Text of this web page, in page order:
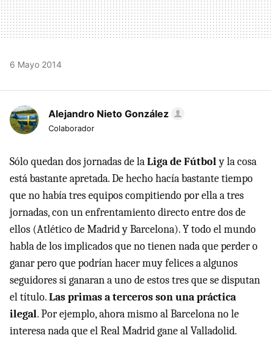
6 Mayo 2014
Alejandro Nieto González
Colaborador
Sólo quedan dos jornadas de laLiga de Fútboly la cosa
está bastante apretada. De hecho hacía bastante tiempo
que no había tres equipos compitiendo por ella a tres
jornadas, con un enfrentamiento directo entre dos de
ellos (Atlético de Madrid y Barcelona). Y todo el mundo
habla de los implicados que no tienen nada que perder o
ganar pero que podrían hacer muy felices a algunos
seguidores si ganaran a uno de estos tres que se disputan
el título.Las primas a terceros son una práctica
ilegal. Por ejemplo, ahora mismo al Barcelona no le
interesa nada que el Real Madrid gane al Valladolid.